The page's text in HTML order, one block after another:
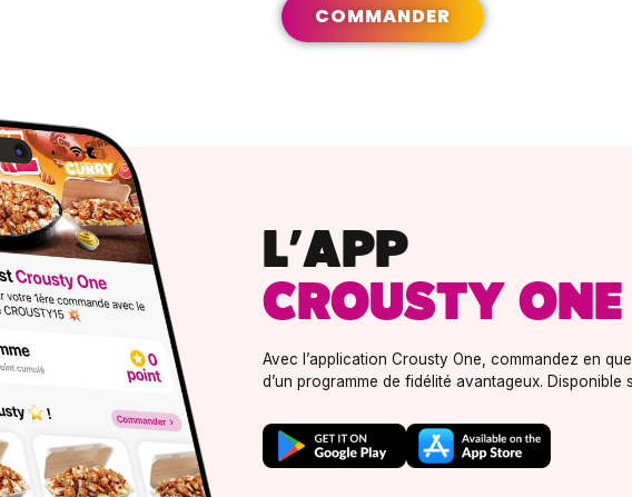
COMMANDER
L’APP
CROUSTY ONE
Avec l’application Crousty One, commandez en
d’un programme de fidélité avantageux. Disponible